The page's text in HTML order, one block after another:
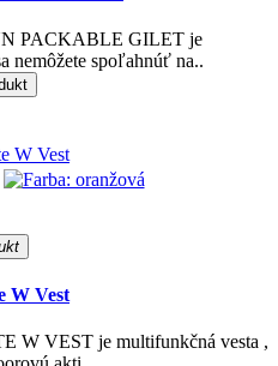
PACKABLE GILET je
nemôžete spoľahnúť na..
W Vest
W VEST je multifunkčná vesta ,